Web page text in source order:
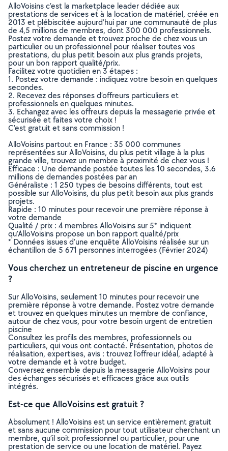
AlloVoisins c’est la marketplace leader dédiée aux
prestations de services et à la location de matériel, créée en
2013 et plébiscitée aujourd’hui par une communauté de plus
de 4,5 millions de membres, dont 300 000 professionnels.
Postez votre demande et trouvez proche de chez vous un
particulier ou un professionnel pour réaliser toutes vos
prestations, du plus petit besoin aux plus grands projets,
pour un bon rapport qualité/prix.
Facilitez votre quotidien en 3 étapes :
1. Postez votre demande : indiquez votre besoin en quelques
secondes.
2. Recevez des réponses d’offreurs particuliers et
professionnels en quelques minutes.
3. Echangez avec les offreurs depuis la messagerie privée et
sécurisée et faites votre choix !
C’est gratuit et sans commission !
AlloVoisins partout en France : 35 000 communes
représentées sur AlloVoisins, du plus petit village à la plus
grande ville, trouvez un membre à proximité de chez vous !
Efficace : Une demande postée toutes les 10 secondes, 3.6
millions de demandes postées par an
Généraliste : 1 250 types de besoins différents, tout est
possible sur AlloVoisins, du plus petit besoin aux plus grands
projets.
Rapide : 10 minutes pour recevoir une première réponse à
votre demande
Qualité / prix : 4 membres AlloVoisins sur 5* indiquent
qu’AlloVoisins propose un bon rapport qualité/prix
* Données issues d’une enquête AlloVoisins réalisée sur un
échantillon de 5 671 personnes interrogées (Février 2024)
Vous cherchez un entreteneur de piscine en urgence
?
Sur AlloVoisins, seulement 10 minutes pour recevoir une
première réponse à votre demande. Postez votre demande
et trouvez en quelques minutes un membre de confiance,
autour de chez vous, pour votre besoin urgent de entretien
piscine
Consultez les profils des membres, professionnels ou
particuliers, qui vous ont contacté. Présentation, photos de
réalisation, expertises, avis : trouvez l'offreur idéal, adapté à
votre demande et à votre budget.
Conversez ensemble depuis la messagerie AlloVoisins pour
des échanges sécurisés et efficaces grâce aux outils
intégrés.
Est-ce que AlloVoisins est gratuit ?
Absolument ! AlloVoisins est un service entièrement gratuit
et sans aucune commission pour tout utilisateur cherchant un
membre, qu’il soit professionnel ou particulier, pour une
prestation de service ou une location de matériel. Payez